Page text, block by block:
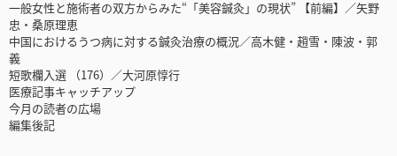
一般女性と施術者の双方からみた“「美容鍼灸」の現状” 【前編】／矢野
忠・桑原理恵
中国におけるうつ病に対する鍼灸治療の概況／高木健・趙雪・陳波・郭
義
短歌欄入選 （176）／大河原惇行
医療記事キャッチアップ
今月の読者の広場
編集後記